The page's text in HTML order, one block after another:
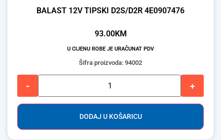
BALAST 12V TIPSKI D2S/D2R 4E0907476
93.00KM
U CIJENU ROBE JE URAČUNAT PDV
Šifra proizvoda: 94002
- +
DODAJ U KOŠARICU